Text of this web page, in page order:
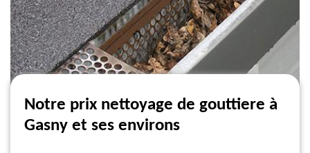
Notre prix nettoyage de gouttiere à
Gasny et ses environs